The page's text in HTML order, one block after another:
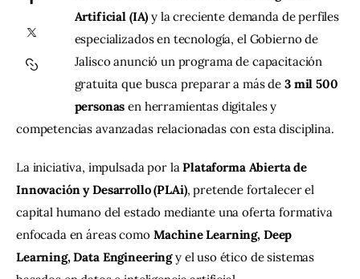
Contacto
Artificial (IA) y la creciente demanda de perfiles
especializados en tecnología, el Gobierno de
Jalisco anunció un programa de capacitación
gratuita que busca preparar a más de 3 mil 500
personas en herramientas digitales y
competencias avanzadas relacionadas con esta disciplina.
La iniciativa, impulsada por la Plataforma Abierta de
Innovación y Desarrollo (PLAi), pretende fortalecer el
capital humano del estado mediante una oferta formativa
enfocada en áreas como Machine Learning, Deep
Learning, Data Engineering y el uso ético de sistemas